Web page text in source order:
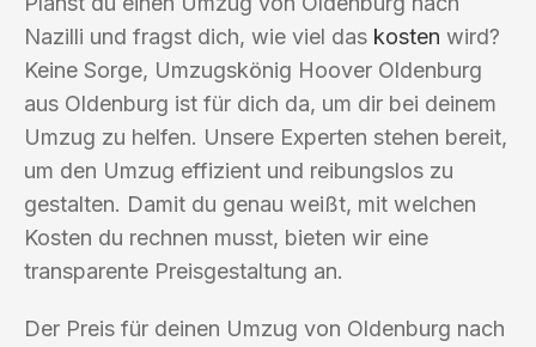
Nazilli und fragst dich, wie viel das kosten wird?
Keine Sorge, Umzugskönig Hoover Oldenburg
aus Oldenburg ist für dich da, um dir bei deinem
Umzug zu helfen. Unsere Experten stehen bereit,
um den Umzug effizient und reibungslos zu
gestalten. Damit du genau weißt, mit welchen
Kosten du rechnen musst, bieten wir eine
transparente Preisgestaltung an.
Der Preis für deinen Umzug von Oldenburg nach